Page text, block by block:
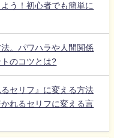
う！初心者でも簡単に
。パワハラや人間関係
のコツとは?
セリフ』に変える方法
れるセリフに変える言